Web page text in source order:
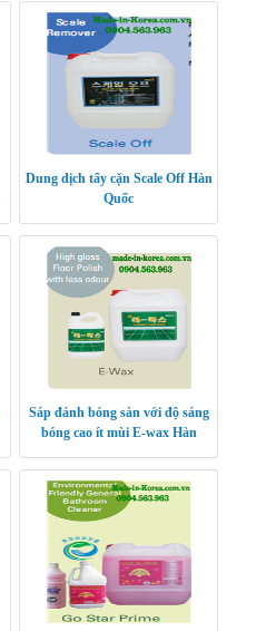
Dung dịch tẩy cặn Scale Off Hàn
Quốc
Sáp đánh bóng sàn với độ sáng
bóng cao ít mùi E-wax Hàn